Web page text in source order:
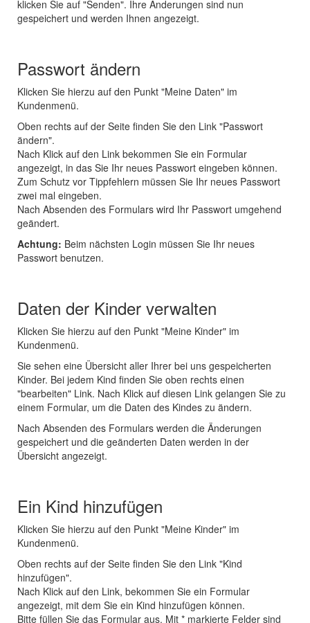
klicken Sie auf "Senden". Ihre Änderungen sind nun
gespeichert und werden Ihnen angezeigt.
Passwort ändern
Klicken Sie hierzu auf den Punkt "Meine Daten" im
Kundenmenü.
Oben rechts auf der Seite finden Sie den Link "Passwort
ändern".
Nach Klick auf den Link bekommen Sie ein Formular
angezeigt, in das Sie Ihr neues Passwort eingeben können.
Zum Schutz vor Tippfehlern müssen Sie Ihr neues Passwort
zwei mal eingeben.
Nach Absenden des Formulars wird Ihr Passwort umgehend
geändert.
Achtung: Beim nächsten Login müssen Sie Ihr neues
Passwort benutzen.
Daten der Kinder verwalten
Klicken Sie hierzu auf den Punkt "Meine Kinder" im
Kundenmenü.
Sie sehen eine Übersicht aller Ihrer bei uns gespeicherten
Kinder. Bei jedem Kind finden Sie oben rechts einen
"bearbeiten" Link. Nach Klick auf diesen Link gelangen Sie zu
einem Formular, um die Daten des Kindes zu ändern.
Nach Absenden des Formulars werden die Änderungen
gespeichert und die geänderten Daten werden in der
Übersicht angezeigt.
Ein Kind hinzufügen
Klicken Sie hierzu auf den Punkt "Meine Kinder" im
Kundenmenü.
Oben rechts auf der Seite finden Sie den Link "Kind
hinzufügen".
Nach Klick auf den Link, bekommen Sie ein Formular
angezeigt, mit dem Sie ein Kind hinzufügen können.
Bitte füllen Sie das Formular aus. Mit * markierte Felder sind